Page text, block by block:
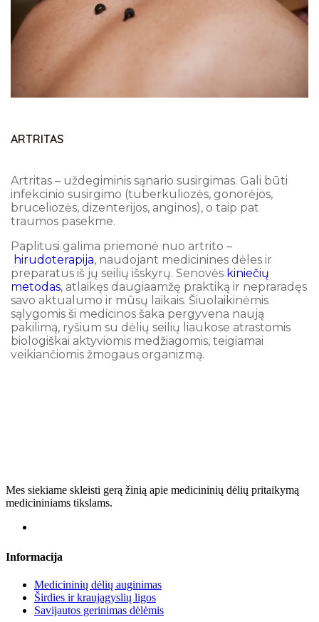
ARTRITAS
Artritas – uždegiminis sąnario susirgimas. Gali būti
infekcinio susirgimo (tuberkuliozės, gonorėjos,
bruceliozės, dizenterijos, anginos), o taip pat
traumos pasekme.
Paplitusi galima priemonė nuo artrito –
hirudoterapija, naudojant medicinines dėles ir
preparatus iš jų seilių išskyrų. Senovės kiniečių
metodas, atlaikęs daugiaamžę praktiką ir nepraradęs
savo aktualumo ir mūsų laikais. Šiuolaikinėmis
sąlygomis ši medicinos šaka pergyvena naują
pakilimą, ryšium su dėlių seilių liaukose atrastomis
biologiškai aktyviomis medžiagomis, teigiamai
veikiančiomis žmogaus organizmą.
Mes siekiame skleisti gerą žinią apie medicininių dėlių pritaikymą
medicininiams tikslams.
Informacija
Medicininių dėlių auginimas
Širdies ir kraujagyslių ligos
Savijautos gerinimas dėlėmis